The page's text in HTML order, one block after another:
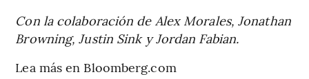
Con la colaboración de Alex Morales, Jonathan
Browning, Justin Sink y Jordan Fabian.
Lea más en Bloomberg.com